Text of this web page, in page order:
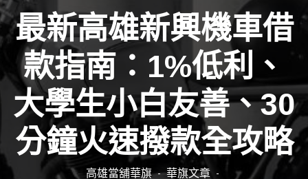
最新高雄新興機車借
款指南：1%低利、
大學生小白友善、30
分鐘火速撥款全攻略
高雄當舖華旗
華旗文章